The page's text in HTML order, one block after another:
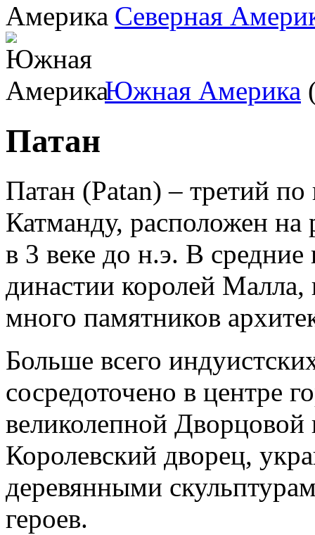
Северная
Южная Америка
Патан
Патан (Patan) – третий
Катманду, расположен на
в 3 веке до н.э. В средние
династии королей
много памятников
Больше всего
сосредоточено в центре
великолепной Дворцовой
Королевский дворец,
деревянными
героев.